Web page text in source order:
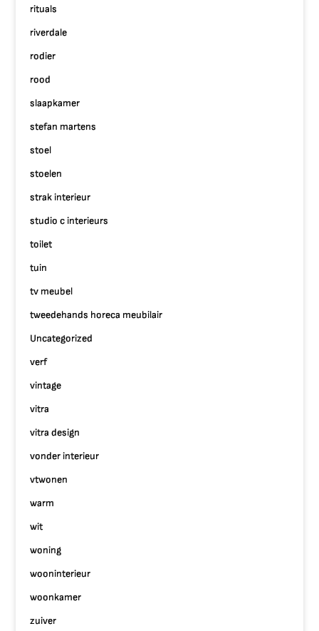
rituals
riverdale
rodier
rood
slaapkamer
stefan martens
stoel
stoelen
strak interieur
studio c interieurs
toilet
tuin
tv meubel
tweedehands horeca meubilair
Uncategorized
verf
vintage
vitra
vitra design
vonder interieur
vtwonen
warm
wit
woning
wooninterieur
woonkamer
zuiver